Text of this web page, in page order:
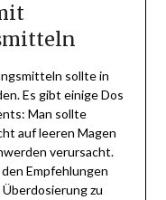
sollte in
Es gibt einige Dos
Man sollte
auf leeren Magen
verursacht.
Empfehlungen
zu